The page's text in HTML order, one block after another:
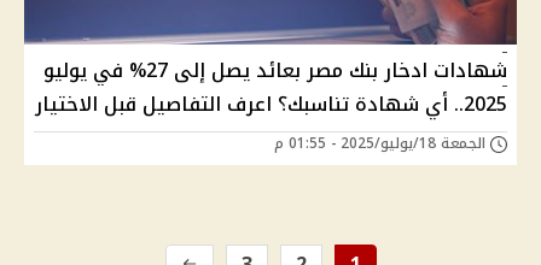
شهادات ادخار بنك مصر بعائد يصل إلى 27% في يوليو
2025.. أي شهادة تناسبك؟ اعرف التفاصيل قبل الاختيار
الجمعة 18/يوليو/2025 - 01:55 م